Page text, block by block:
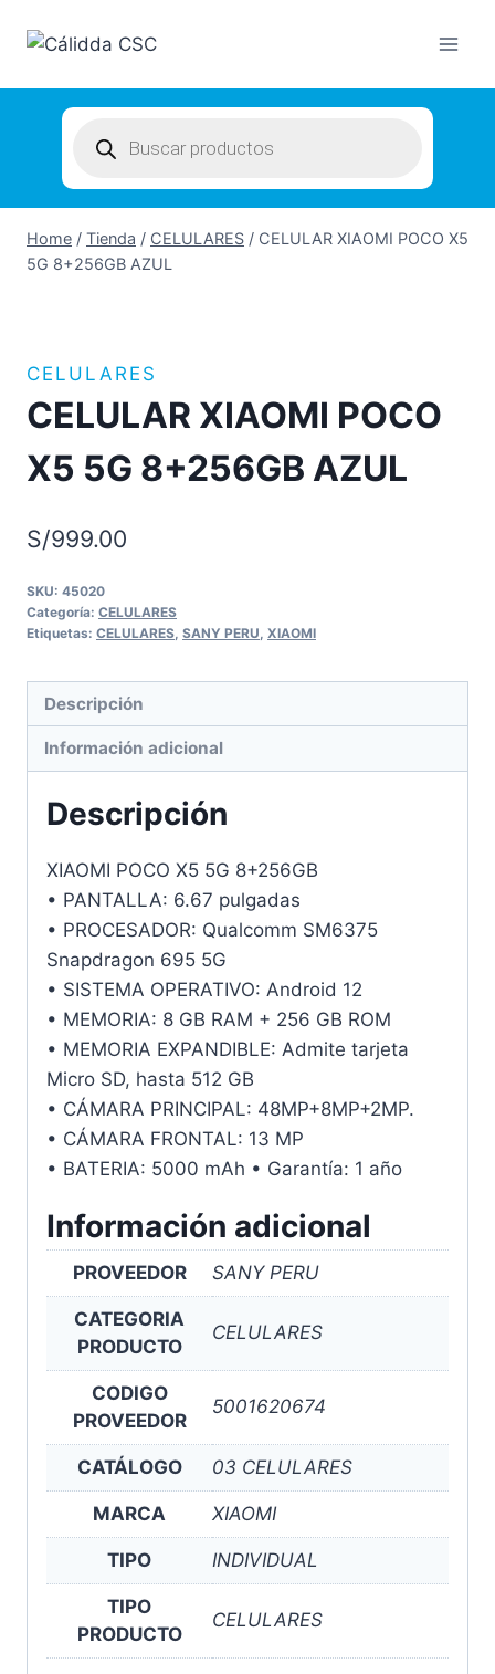
search
Home / Tienda / CELULARES / CELULAR XIAOMI POCO X5
5G 8+256GB AZUL
CELULARES
CELULAR XIAOMI POCO
X5 5G 8+256GB AZUL
S/999.00
SKU: 45020
Categoría: CELULARES
Etiquetas: CELULARES SANY PERU XIAOMI
Descripción
Información adicional
Descripción
XIAOMI POCO X5 5G 8+256GB
• PANTALLA: 6.67 pulgadas
• PROCESADOR: Qualcomm SM6375
Snapdragon 695 5G
• SISTEMA OPERATIVO: Android 12
• MEMORIA: 8 GB RAM + 256 GB ROM
• MEMORIA EXPANDIBLE: Admite tarjeta
Micro SD, hasta 512 GB
• CÁMARA PRINCIPAL: 48MP+8MP+2MP.
• CÁMARA FRONTAL: 13 MP
• BATERIA: 5000 mAh • Garantía: 1 año
Información adicional
PROVEEDOR SANY PERU
CATEGORIA
PRODUCTO
CELULARES
CODIGO
PROVEEDOR
5001620674
CATÁLOGO 03 CELULARES
MARCA XIAOMI
TIPO INDIVIDUAL
TIPO
PRODUCTO
CELULARES